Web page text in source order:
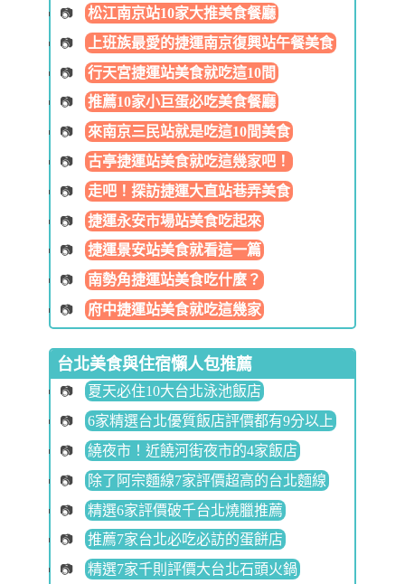
松江南京站10家大推美食餐廳
上班族最愛的捷運南京復興站午餐美食
行天宮捷運站美食就吃這10間
推薦10家小巨蛋必吃美食餐廳
來南京三民站就是吃這10間美食
古亭捷運站美食就吃這幾家吧！
走吧！探訪捷運大直站巷弄美食
捷運永安市場站美食吃起來
捷運景安站美食就看這一篇
南勢角捷運站美食吃什麼？
府中捷運站美食就吃這幾家
台北美食與住宿懶人包推薦
夏天必住10大台北泳池飯店
6家精選台北優質飯店評價都有9分以上
繞夜市！近饒河街夜市的4家飯店
除了阿宗麵線7家評價超高的台北麵線
精選6家評價破千台北燒臘推薦
推薦7家台北必吃必訪的蛋餅店
精選7家千則評價大台北石頭火鍋